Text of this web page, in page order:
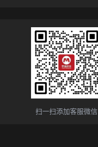
扫一扫添加客服微信